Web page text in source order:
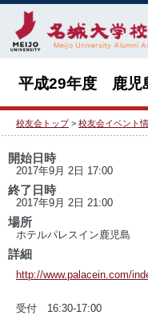
平成29年度 鹿児
校友会トップ > 校友会イベント
開始日時
2017年9月 2日 17:00
終了日時
2017年9月 2日 21:00
場所
ホテルパレスイン鹿児島
詳細
http://www.palacein.com/
受付 16:30-17:00